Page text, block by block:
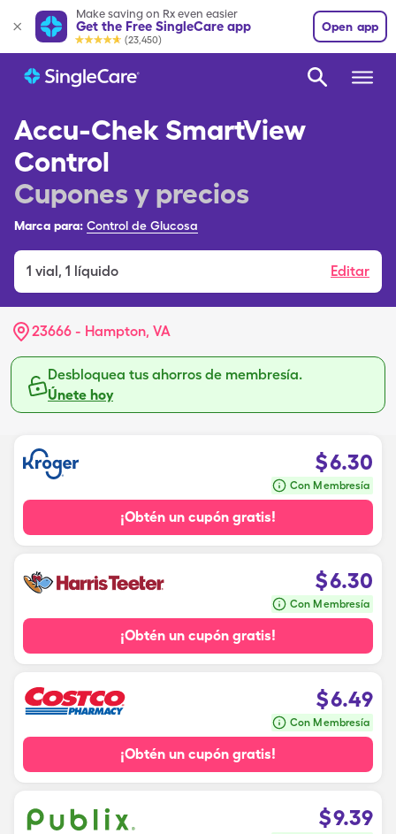
Make saving on Rx even easier
Get the Free SingleCare app
(23,450)
Open app
Accu-Chek SmartView
Control
Cupones y precios
Marca para: Control de Glucosa
1 vial, 1 líquido Editar
23666 - Hampton, VA
Desbloquea tus ahorros de membresía.
Únete hoy
$6.30
Con Membresía
¡Obtén un cupón gratis!
$6.30
Con Membresía
¡Obtén un cupón gratis!
$6.49
Con Membresía
¡Obtén un cupón gratis!
$9.39